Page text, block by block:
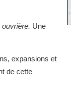
Une
expansions et
de cette